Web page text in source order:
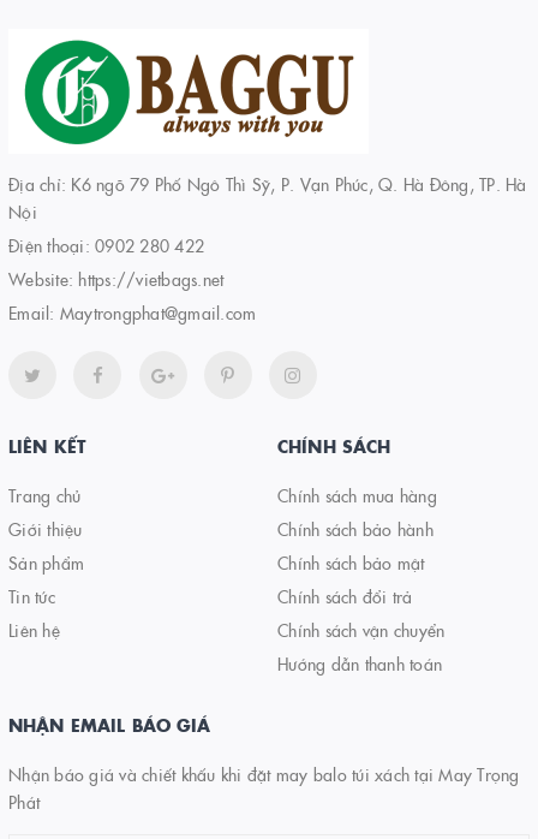
Địa chỉ: K6 ngõ 79 Phố Ngô Thì Sỹ, P. Vạn Phúc, Q. Hà Đông, TP. Hà
Nội
Điện thoại: 0902 280 422
Website: https://vietbags.net
Email: Maytrongphat@gmail.com
LIÊN KẾT
Trang chủ
Giới thiệu
Sản phẩm
Tin tức
Liên hệ
CHÍNH SÁCH
Chính sách mua hàng
Chính sách bảo hành
Chính sách bảo mật
Chính sách đổi trả
Chính sách vận chuyển
Hướng dẫn thanh toán
NHẬN EMAIL BÁO GIÁ
Nhận báo giá và chiết khấu khi đặt may balo túi xách tại May Trọng
Phát